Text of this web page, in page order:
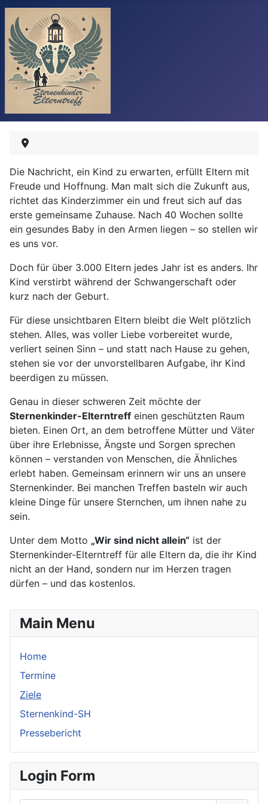
Die Nachricht, ein Kind zu erwarten, erfüllt Eltern mit
Freude und Hoffnung. Man malt sich die Zukunft aus,
richtet das Kinderzimmer ein und freut sich auf das
erste gemeinsame Zuhause. Nach 40 Wochen sollte
ein gesundes Baby in den Armen liegen – so stellen wir
es uns vor.
Doch für über 3.000 Eltern jedes Jahr ist es anders. Ihr
Kind verstirbt während der Schwangerschaft oder
kurz nach der Geburt.
Für diese unsichtbaren Eltern bleibt die Welt plötzlich
stehen. Alles, was voller Liebe vorbereitet wurde,
verliert seinen Sinn – und statt nach Hause zu gehen,
stehen sie vor der unvorstellbaren Aufgabe, ihr Kind
beerdigen zu müssen.
Genau in dieser schweren Zeit möchte der
Sternenkinder-Elterntreff einen geschützten Raum
bieten. Einen Ort, an dem betroffene Mütter und Väter
über ihre Erlebnisse, Ängste und Sorgen sprechen
können – verstanden von Menschen, die Ähnliches
erlebt haben. Gemeinsam erinnern wir uns an unsere
Sternenkinder. Bei manchen Treffen basteln wir auch
kleine Dinge für unsere Sternchen, um ihnen nahe zu
sein.
Unter dem Motto „Wir sind nicht allein“ ist der
Sternenkinder-Elterntreff für alle Eltern da, die ihr Kind
nicht an der Hand, sondern nur im Herzen tragen
dürfen – und das kostenlos.
Main Menu
Home
Termine
Ziele
Sternenkind-SH
Pressebericht
Login Form